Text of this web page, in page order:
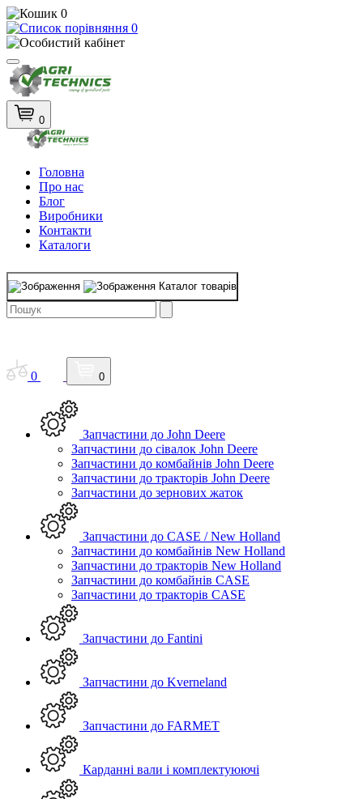
0
0
0
Головна
Про нас
Блог
Виробники
Контакти
Каталоги
Каталог товарів
0 0
Запчастини до John Deere
Запчастини до сівалок John Deere
Запчастини до комбайнів John Deere
Запчастини до тракторів John Deere
Запчастини до зернових жаток
Запчастини до CASE / New Holland
Запчастини до комбайнів New Holland
Запчастини до тракторів New Holland
Запчастини до комбайнів CASE
Запчастини до тракторів CASE
Запчастини до Fantini
Запчастини до Kverneland
Запчастини до FARMET
Карданні вали і комплектуюючі